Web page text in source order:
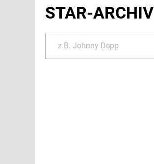
STAR-ARCHIV